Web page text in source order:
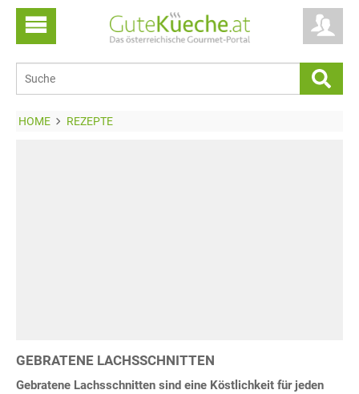
HOME REZEPTE
GEBRATENE LACHSSCHNITTEN
Gebratene Lachsschnitten sind eine Köstlichkeit für jeden